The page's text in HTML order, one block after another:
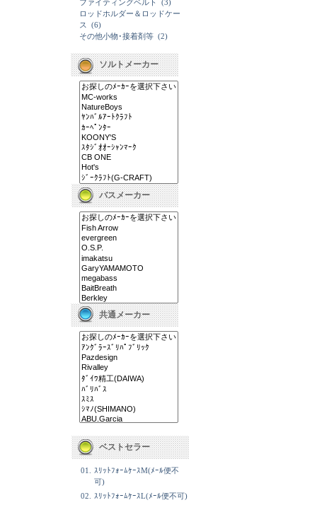
ファイティングベルト
(3)
ロッドホルダー＆ロッドケー
ス
(6)
その他小物･接着剤等 (2)
ソルトメーカー
バスメーカー
共通メーカー
ベストセラー
01.
ｽﾘｯﾄﾌｫｰﾑｹｰｽM(ﾒｰﾙ便不
可)
02.
ｽﾘｯﾄﾌｫｰﾑｹｰｽL(ﾒｰﾙ便不可)